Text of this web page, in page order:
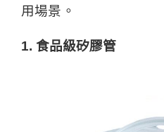
用場景。
1. 食品級矽膠管